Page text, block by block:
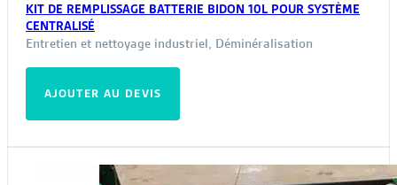
KIT DE REMPLISSAGE BATTERIE BIDON 10L POUR SYSTÈME
CENTRALISÉ
Entretien et nettoyage industriel, Déminéralisation
AJOUTER AU DEVIS